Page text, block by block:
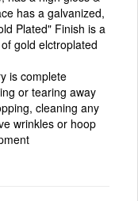
has a galvanized,
Plated" Finish is a
gold elctroplated
is complete
or tearing away
cleaning any
wrinkles or hoop